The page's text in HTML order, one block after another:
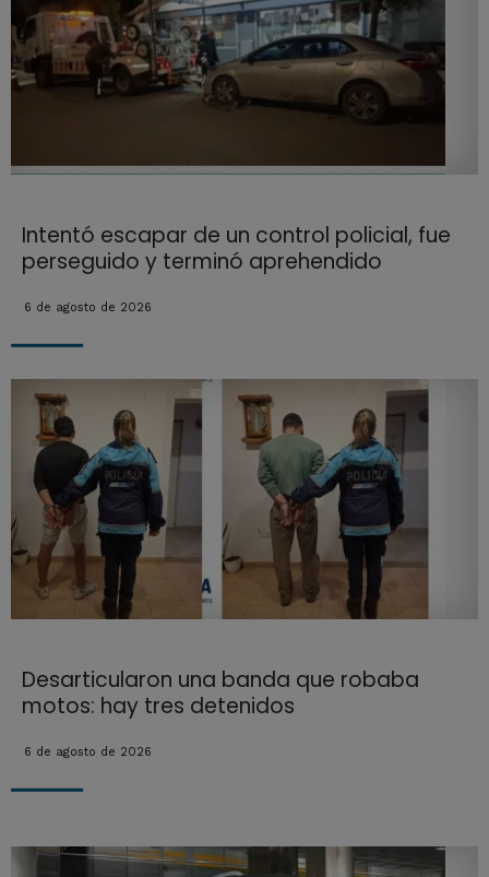
Intentó escapar de un control policial, fue
perseguido y terminó aprehendido
6 de agosto de 2026
Desarticularon una banda que robaba
motos: hay tres detenidos
6 de agosto de 2026